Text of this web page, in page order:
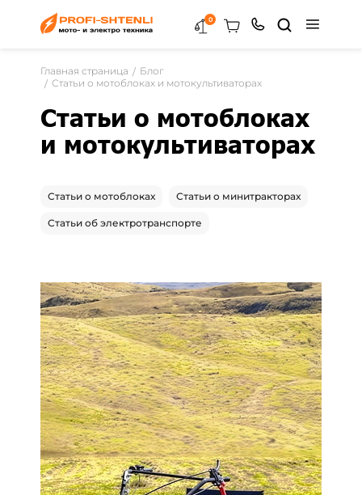
0
Главная страница
Блог
Статьи о мотоблоках и мотокультиваторах
Статьи о мотоблоках
и мотокультиваторах
Статьи о мотоблоках Статьи о минитракторах
Статьи об электротранспорте